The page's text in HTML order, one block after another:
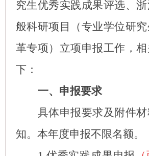
究生优秀实践成果评选、
般科研项目（专业学位研
革专项）立项申报工作 ，
下：
一、申报要求
具体申报要求及附件
知。本年度申报不限名额。